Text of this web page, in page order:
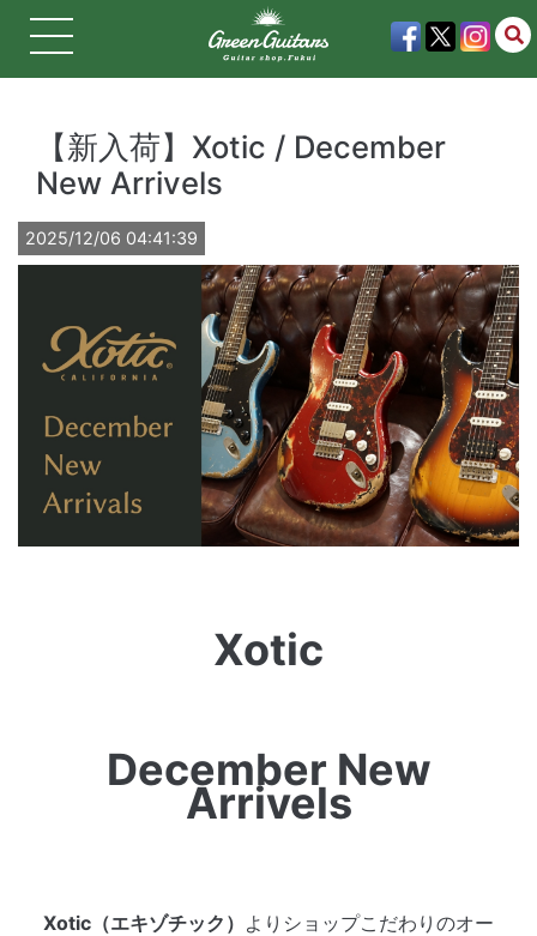
【新入荷】Xotic / December
New Arrivels
2025/12/06 04:41:39
Xotic
December New
Arrivels
Xotic（エキゾチック） よりショップこだわりのオー